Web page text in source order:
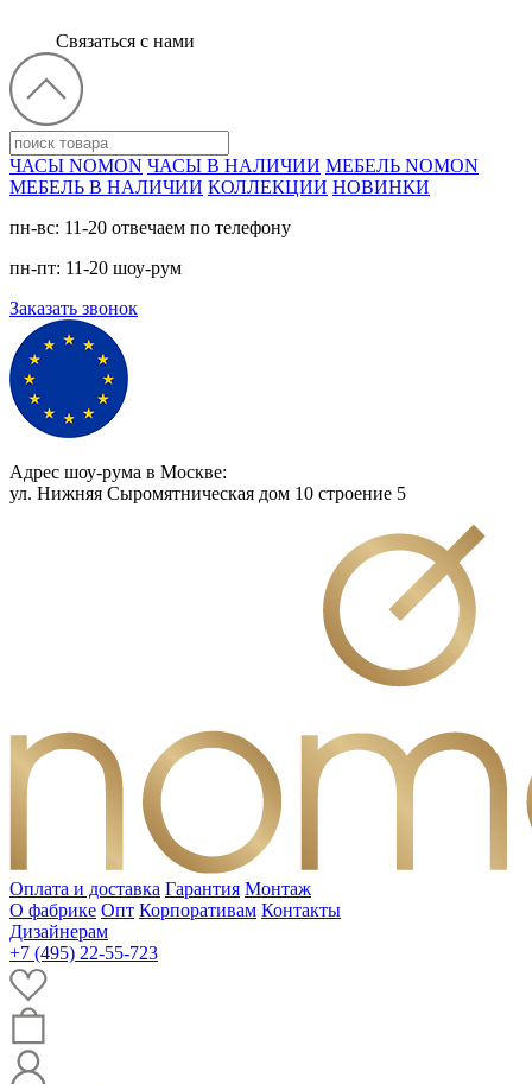
Связаться с нами
ЧАСЫ NOMON ЧАСЫ В НАЛИЧИИ МЕБЕЛЬ NOMON
МЕБЕЛЬ В НАЛИЧИИ КОЛЛЕКЦИИ НОВИНКИ
пн-вс: 11-20 отвечаем по телефону
пн-пт: 11-20 шоу-рум
Заказать звонок
Адрес шоу-рума в Москве:
ул. Нижняя Сыромятническая дом 10 cтроение 5
Оплата и доставка Гарантия Монтаж
О фабрике Опт Корпоративам Контакты
Дизайнерам
+7 (495) 22-55-723